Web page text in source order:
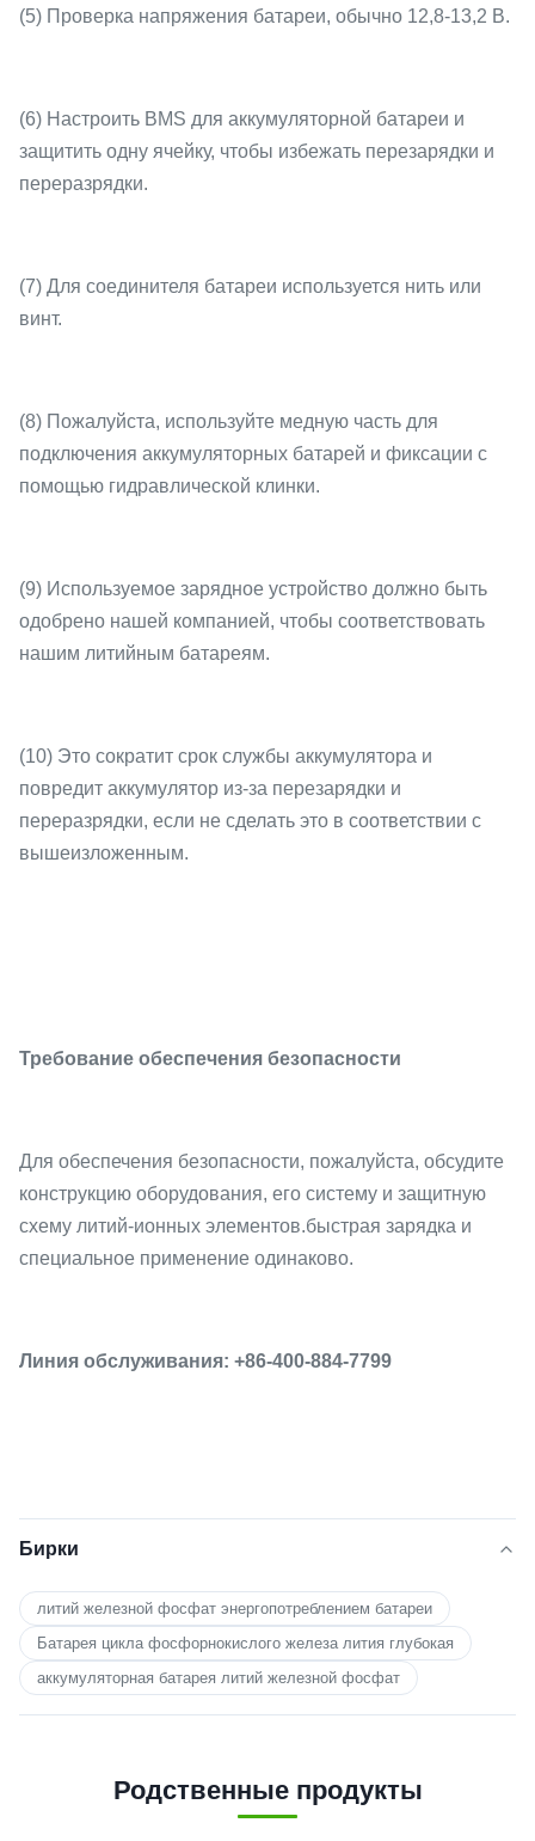
(5) Проверка напряжения батареи, обычно 12,8-13,2 В.
(6) Настроить BMS для аккумуляторной батареи и
защитить одну ячейку, чтобы избежать перезарядки и
переразрядки.
(7) Для соединителя батареи используется нить или
винт.
(8) Пожалуйста, используйте медную часть для
подключения аккумуляторных батарей и фиксации с
помощью гидравлической клинки.
(9) Используемое зарядное устройство должно быть
одобрено нашей компанией, чтобы соответствовать
нашим литийным батареям.
(10) Это сократит срок службы аккумулятора и
повредит аккумулятор из-за перезарядки и
переразрядки, если не сделать это в соответствии с
вышеизложенным.
Требование обеспечения безопасности
Для обеспечения безопасности, пожалуйста, обсудите
конструкцию оборудования, его систему и защитную
схему литий-ионных элементов.быстрая зарядка и
специальное применение одинаково.
Линия обслуживания: +86-400-884-7799
Бирки
литий железной фосфат энергопотреблением батареи
Батарея цикла фосфорнокислого железа лития глубокая
аккумуляторная батарея литий железной фосфат
Родственные продукты